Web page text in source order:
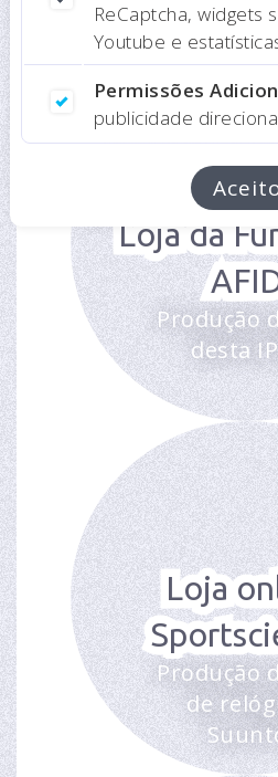
Loja da
Produção
desta
Loja
Produção
de
ReCaptcha, widgets
Youtube e
Permissões
publicidade